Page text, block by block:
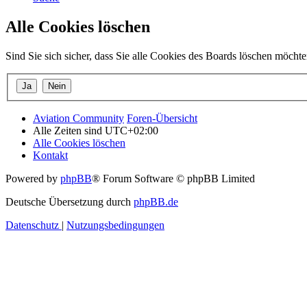
Alle Cookies löschen
Sind Sie sich sicher, dass Sie alle Cookies des Boards löschen
Aviation Community Foren-Übersicht
Alle Zeiten sind UTC+02:00
Alle Cookies löschen
Kontakt
Powered by phpBB® Forum Software © phpBB Limited
Deutsche Übersetzung durch phpBB.de
Datenschutz | Nutzungsbedingungen